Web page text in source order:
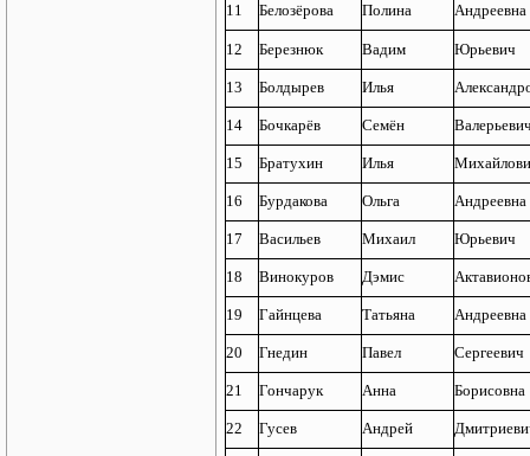
11 Белозёрова Полина Андреевна
12 Березнюк Вадим Юрьевич
13 Болдырев Илья
14 Бочкарёв Семён
15 Братухин Илья
16 Бурдакова Ольга Андреевна
17 Васильев Михаил Юрьевич
18 Винокуров Дэмис
19 Гайнцева Татьяна Андреевна
20 Гнедин Павел Сергеевич
21 Гончарук Анна Борисовна
22 Гусев Андрей